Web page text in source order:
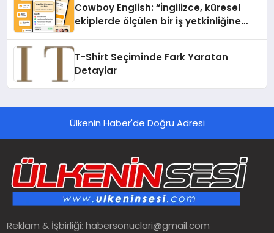
Cowboy English: “İngilizce, küresel
ekiplerde ölçülen bir iş yetkinliğine
T-Shirt Seçiminde Fark Yaratan
Detaylar
Ülkenin Haber'de Doğru Adresi
Reklam & İşbirliği:habersonuclari@gmail.com